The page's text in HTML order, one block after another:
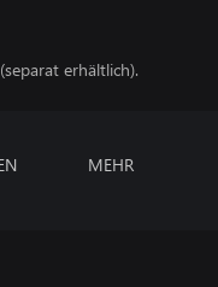
erhältlich).
MEHR